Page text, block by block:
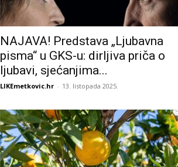
NAJAVA! Predstava „Ljubavna
pisma“ u GKS-u: dirljiva priča o
ljubavi, sjećanjima...
LIKEmetkovic.hr - 13. listopada 2025.